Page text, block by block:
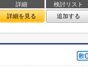
詳細
検討リスト
詳細を見る 追加する